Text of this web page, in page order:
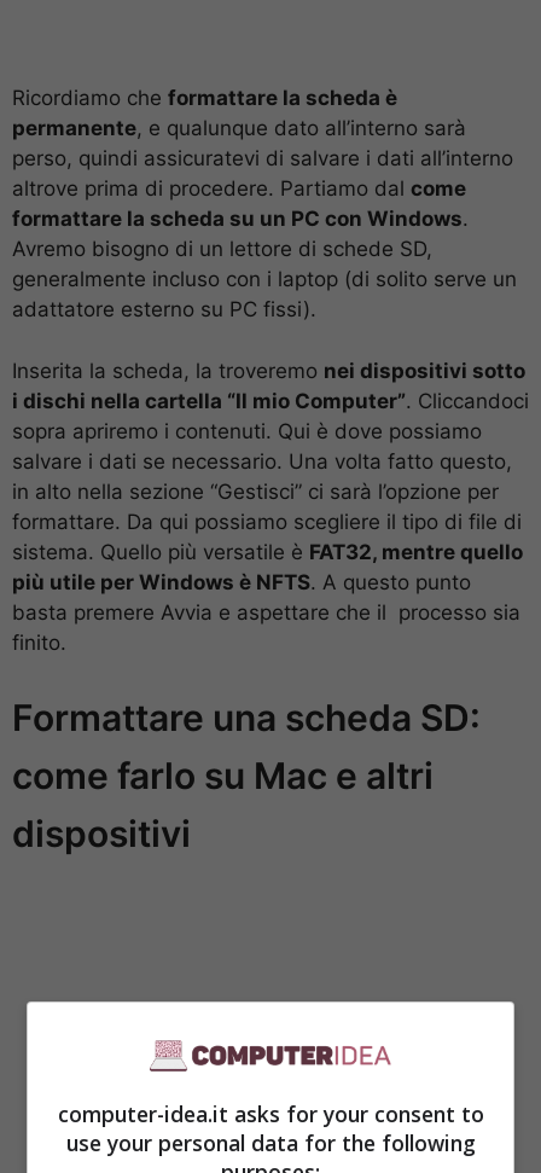
Ricordiamo che formattare la scheda è
permanente, e qualunque dato all’interno sarà
perso, quindi assicuratevi di salvare i dati all’interno
altrove prima di procedere. Partiamo dal come
formattare la scheda su un PC con Windows.
Avremo bisogno di un lettore di schede SD,
generalmente incluso con i laptop (di solito serve un
adattatore esterno su PC fissi).
Inserita la scheda, la troveremo nei dispositivi sotto
i dischi nella cartella “Il mio Computer”. Cliccandoci
sopra apriremo i contenuti. Qui è dove possiamo
salvare i dati se necessario. Una volta fatto questo,
in alto nella sezione “Gestisci” ci sarà l’opzione per
formattare. Da qui possiamo scegliere il tipo di file di
sistema. Quello più versatile è FAT32, mentre quello
più utile per Windows è NFTS. A questo punto
basta premere Avvia e aspettare che il processo sia
finito.
Formattare una scheda SD:
come farlo su Mac e altri
dispositivi
computer-idea.it asks for your consent to
use your personal data for the following